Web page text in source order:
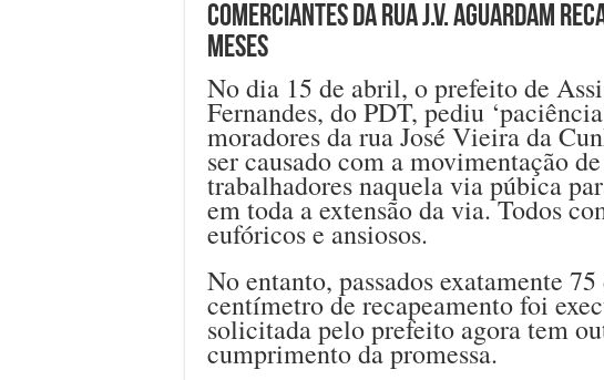
Comerciantes da rua J.V. aguardam
meses
No dia 15 de abril, o prefeito de
Fernandes, do PDT, pediu
moradores da rua José Vieira da
ser causado com a movimentação
trabalhadores naquela via púbica
em toda a extensão da via. Todos
eufóricos e ansiosos.
No entanto, passados exatamente
centímetro de recapeamento foi
solicitada pelo prefeito agora tem
cumprimento da promessa.